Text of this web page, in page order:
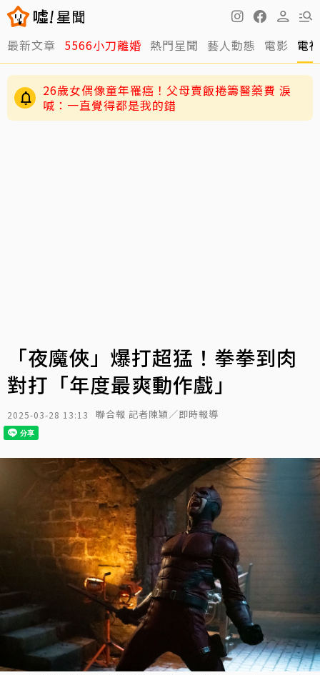
最新文章 5566小刀離婚 熱門星聞 藝人動態 電影 電
26歲女偶像童年罹癌！父母賣飯捲籌醫藥費 淚
喊：一直覺得都是我的錯
「夜魔俠」爆打超猛！拳拳到肉
對打「年度最爽動作戲」
2025-03-28 13:13 聯合報 記者陳穎／即時報導